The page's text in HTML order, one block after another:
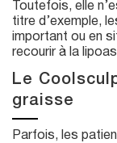
Toutefois, elle
titre d’exemple,
important ou en
recourir à la
Le
graisse
Parfois, les